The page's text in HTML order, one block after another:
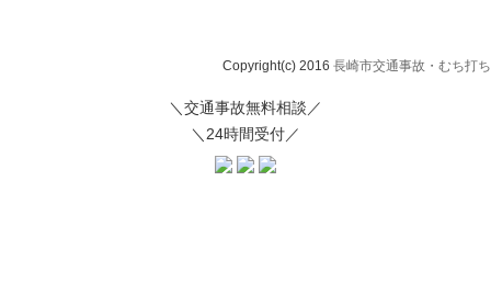
Copyright(c) 2016 長崎市交通事故・むち打
＼交通事故無料相談／
＼24時間受付／